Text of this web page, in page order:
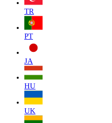
TR
PT
JA
HU
UK